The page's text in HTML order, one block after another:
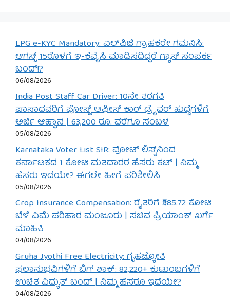
LPG e-KYC Mandatory: ಎಲ್‌ಪಿಜಿ ಗ್ರಾಹಕರೇ ಗಮನಿಸಿ:
ಆಗಸ್ಟ್ 15ರೊಳಗೆ ಇ-ಕೆವೈಸಿ ಮಾಡಿಸದಿದ್ದರೆ ಗ್ಯಾಸ್ ಸಂಪರ್ಕ
ಬಂದ್!?
06/08/2026
India Post Staff Car Driver: 10ನೇ ತರಗತಿ
ಪಾಸಾದವರಿಗೆ ಪೋಸ್ಟ್ ಆಫೀಸ್ ಕಾರ್ ಡ್ರೈವರ್ ಹುದ್ದೆಗಳಿಗೆ
ಅರ್ಜಿ ಆಹ್ವಾನ | 63,200 ರೂ. ವರೆಗೂ ಸಂಬಳ
05/08/2026
Karnataka Voter List SIR: ವೋಟ್ ಲಿಸ್ಟ್‌ನಿಂದ
ಕರ್ನಾಟಕದ 1 ಕೋಟಿ ಮತದಾರರ ಹೆಸರು ಕಟ್ | ನಿಮ್ಮ
ಹೆಸರು ಇದೆಯೇ? ಈಗಲೇ ಹೀಗೆ ಪರಿಶೀಲಿಸಿ
05/08/2026
Crop Insurance Compensation: ರೈತರಿಗೆ ₹585.72 ಕೋಟಿ
ಬೆಳೆ ವಿಮೆ ಪರಿಹಾರ ಮಂಜೂರು | ಸಚಿವ ಪ್ರಿಯಾಂಕ್ ಖರ್ಗೆ
ಮಾಹಿತಿ
04/08/2026
Gruha Jyothi Free Electricity: ಗೃಹಜ್ಯೋತಿ
ಫಲಾನುಭವಿಗಳಿಗೆ ಬಿಗ್ ಶಾಕ್: 82,220+ ಕುಟುಂಬಗಳಿಗೆ
ಉಚಿತ ವಿದ್ಯುತ್ ಬಂದ್ | ನಿಮ್ಮ ಹೆಸರೂ ಇದೆಯೇ?
04/08/2026